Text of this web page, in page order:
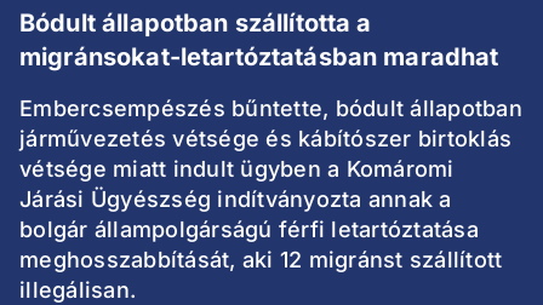
Bódult állapotban szállította a
migránsokat-letartóztatásban maradhat
Embercsempészés bűntette, bódult állapotban
járművezetés vétsége és kábítószer birtoklás
vétsége miatt indult ügyben a Komáromi
Járási Ügyészség indítványozta annak a
bolgár állampolgárságú férfi letartóztatása
meghosszabbítását, aki 12 migránst szállított
illegálisan.